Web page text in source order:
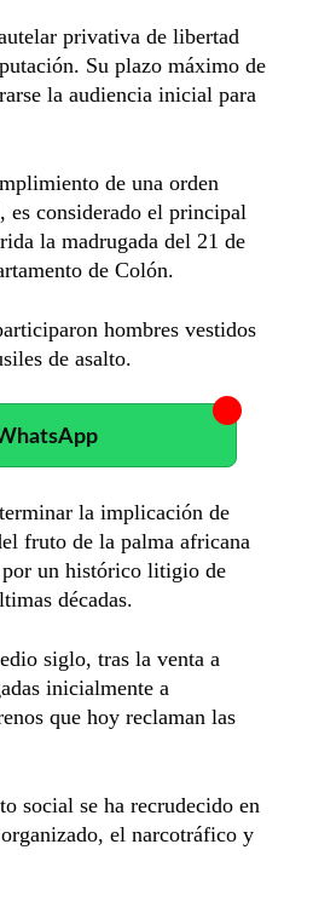
privativa de libertad
Su plazo máximo de
la audiencia inicial para
de una orden
considerado el principal
la madrugada del 21 de
de Colón.
hombres vestidos
de asalto.
la implicación de
fruto de la palma africana
un histórico litigio de
décadas.
siglo, tras la venta a
inicialmente a
que hoy reclaman las
social se ha recrudecido en
el narcotráfico y